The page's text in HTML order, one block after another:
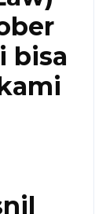
bisa